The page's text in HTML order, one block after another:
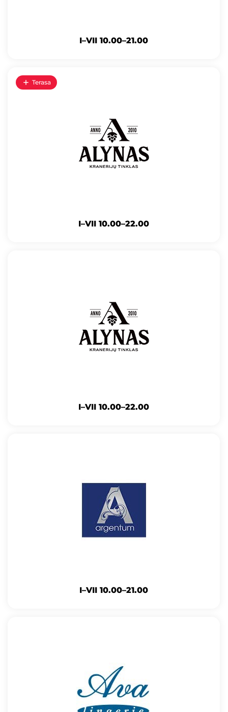
I–VII 10.00–21.00
I–VII 10.00–22.00
Terasa
I–VII 10.00–22.00
I–VII 10.00–21.00